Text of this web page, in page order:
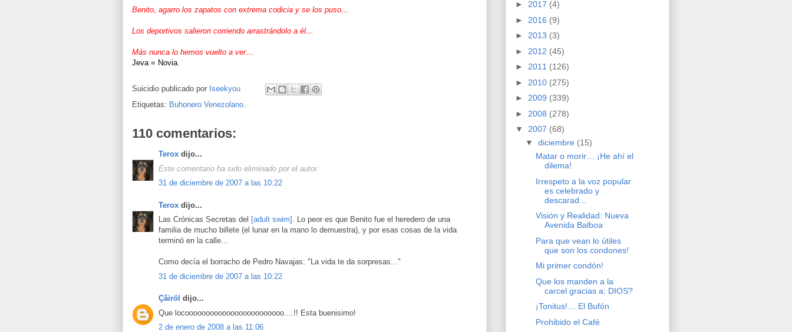
Benito, agarro los zapatos con extrema codicia y se los puso…
Los deportivos salieron corriendo arrastrándolo a él…
Más nunca lo hemos vuelto a ver…
Jeva = Novia.
Suicidio publicado por Iseekyou
Etiquetas: Buhonero Venezolano.
110 comentarios:
Terox dijo...
Este comentario ha sido eliminado por el autor.
31 de diciembre de 2007 a las 10:22
Terox dijo...
Las Crónicas Secretas del [adult swim] . Lo peor es que Benito fue el heredero de una
familia de mucho billete (el lunar en la mano lo demuestra), y por esas cosas de la vida
terminó en la calle...
Como decía el borracho de Pedro Navajas: "La vida te da sorpresas..."
31 de diciembre de 2007 a las 10:22
Çâiröl dijo...
Que locoooooooooooooooooooooooo....!! Esta buenisimo!
2 de enero de 2008 a las 11:06
► 2017 (4)
► 2016 (9)
► 2013 (3)
► 2012 (45)
► 2011 (126)
► 2010 (275)
► 2009 (339)
► 2008 (278)
▼ 2007 (68)
▼ diciembre (15)
Matar o morir… ¡He ahí el
dilema!
Irrespeto a la voz popular
es celebrado y
descarad...
Visión y Realidad: Nueva
Avenida Balboa
Para que vean lo útiles
que son los condones!
Mi primer condón!
Que los manden a la
carcel gracias a: DIOS?
¡Tonitus!… El Bufón
Prohibido el Café